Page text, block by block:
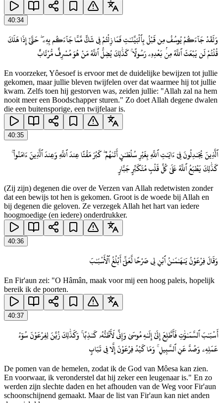
40:34
وَلَقَدْ جَآءَكُمْ يُوسُفُ مِن قَبْلُ بِٱلْبَيِّنَـٰتِ فَمَا زِلْتُمْ فِى شَكٍّ مِّمَّا جَآءَكُم بِهِۦ ۖ حَتَّىٰٓ إِذَا هَلَكَ
قُلْتُمْ لَن يَبْعَثَ ٱللَّهُ مِنۢ بَعْدِهِۦ رَسُولًا ۚ كَذَٰلِكَ يُضِلُّ ٱللَّهُ مَنْ هُوَ مُسْرِفٌ مُّرْتَابٌ
En voorzeker, Yôesoef is ervoor met de duidelijke bewijzen tot jullie
gekomen, maar jullie bleven twijfelen over dat waarmee hij tot jullie
kwam. Zelfs toen hij gestorven was, zeiden jullie: "Allah zal na hem
nooit meer een Boodschapper sturen." Zo doet Allah degene dwalen
die een buitensporige, een twijfelaar is.
40:35
ٱلَّذِينَ يُجَـٰدِلُونَ فِىٓ ءَايَـٰتِ ٱللَّهِ بِغَيْرِ سُلْطَـٰنٍ أَتَىٰهُمْ ۖ كَبُرَ مَقْتًا عِندَ ٱللَّهِ وَعِندَ ٱلَّذِينَ ءَامَنُوا۟ ۚ
كَذَٰلِكَ يَطْبَعُ ٱللَّهُ عَلَىٰ كُلِّ قَلْبِ مُتَكَبِّرٍ جَبَّارٍ
(Zij zijn) degenen die over de Verzen van Allah redetwisten zonder
dat een bewijs tot hen is gekomen. Groot is de woede bij Allah en
bij degenen die geloven. Ze verzegek Allah het hart van iedere
hoogmoedige (en iedere) onderdrukker.
40:36
وَقَالَ فِرْعَوْنُ يَـٰهَـٰمَـٰنُ ٱبْنِ لِى صَرْحًا لَّعَلِّىٓ أَبْلُغُ ٱلْأَسْبَـٰبَ
En Fir'aun zei: "O Hâmân, maak voor mij een hoog paleis, hopelijk
bereik ik de poorten.
40:37
أَسْبَـٰبَ ٱلسَّمَـٰوَٰتِ فَأَطَّلِعَ إِلَىٰٓ إِلَـٰهِ مُوسَىٰ وَإِنِّى لَأَظُنُّهُۥ كَـٰذِبًا ۚ وَكَذَٰلِكَ زُيِّنَ لِفِرْعَوْنَ سُوٓءُ
عَمَلِهِۦ وَصُدَّ عَنِ ٱلسَّبِيلِ ۚ وَمَا كَيْدُ فِرْعَوْنَ إِلَّا فِى تَبَابٍ
De pomen van de hemelen, zodat ik de God van Môesa kan zien.
En voorwaar, ik veronderstel dat hij zeker een leugenaar is." En zo
werden zijn slechte daden en het afhouden van de Weg voor Fir'aun
schoonschijnend gemaakt. Maar de list van Fir'aun kan niet anden